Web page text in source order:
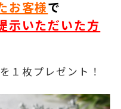
お客様で
示いただいた方
１枚プレゼント！